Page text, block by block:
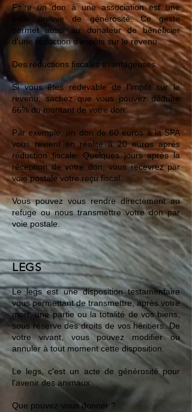
Faire un don à une association est une
belle preuve de générosité. Ce geste
permet aussi au donateur de bénéficier
d'une réduction d'impôts sur le revenu.
Des réductions fiscales avantageuses.
Si vous êtes redevable de l’impôt sur le
revenu, sachez que vous pouvez déduire
66% du montant de votre don.
Par exemple, un don de 60 euros à la SPA
vous revient en réalité à 20 euros après
réduction fiscale. Quelques jours après la
réception de votre don, vous recevrez par
voie postale votre reçu fiscal.
Vous pouvez vous rendre directement au
refuge ou nous transmettre votre don par
voie postale.
LEGS
Le legs est une disposition testamentaire
vous permettant de transmettre, après votre
mort, une partie ou la totalité de vos biens,
sous réserve des droits de vos héritiers. De
votre vivant, vous pouvez modifier ou
annuler à tout moment cette disposition.
Le legs, c'est un acte de générosité pour
l'avenir des animaux
Que pouvez-vous donner ?